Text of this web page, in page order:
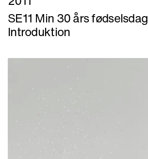
mere
om
SE11
Introduktion
SE11 Min 30 års fødselsdag
Introduktion